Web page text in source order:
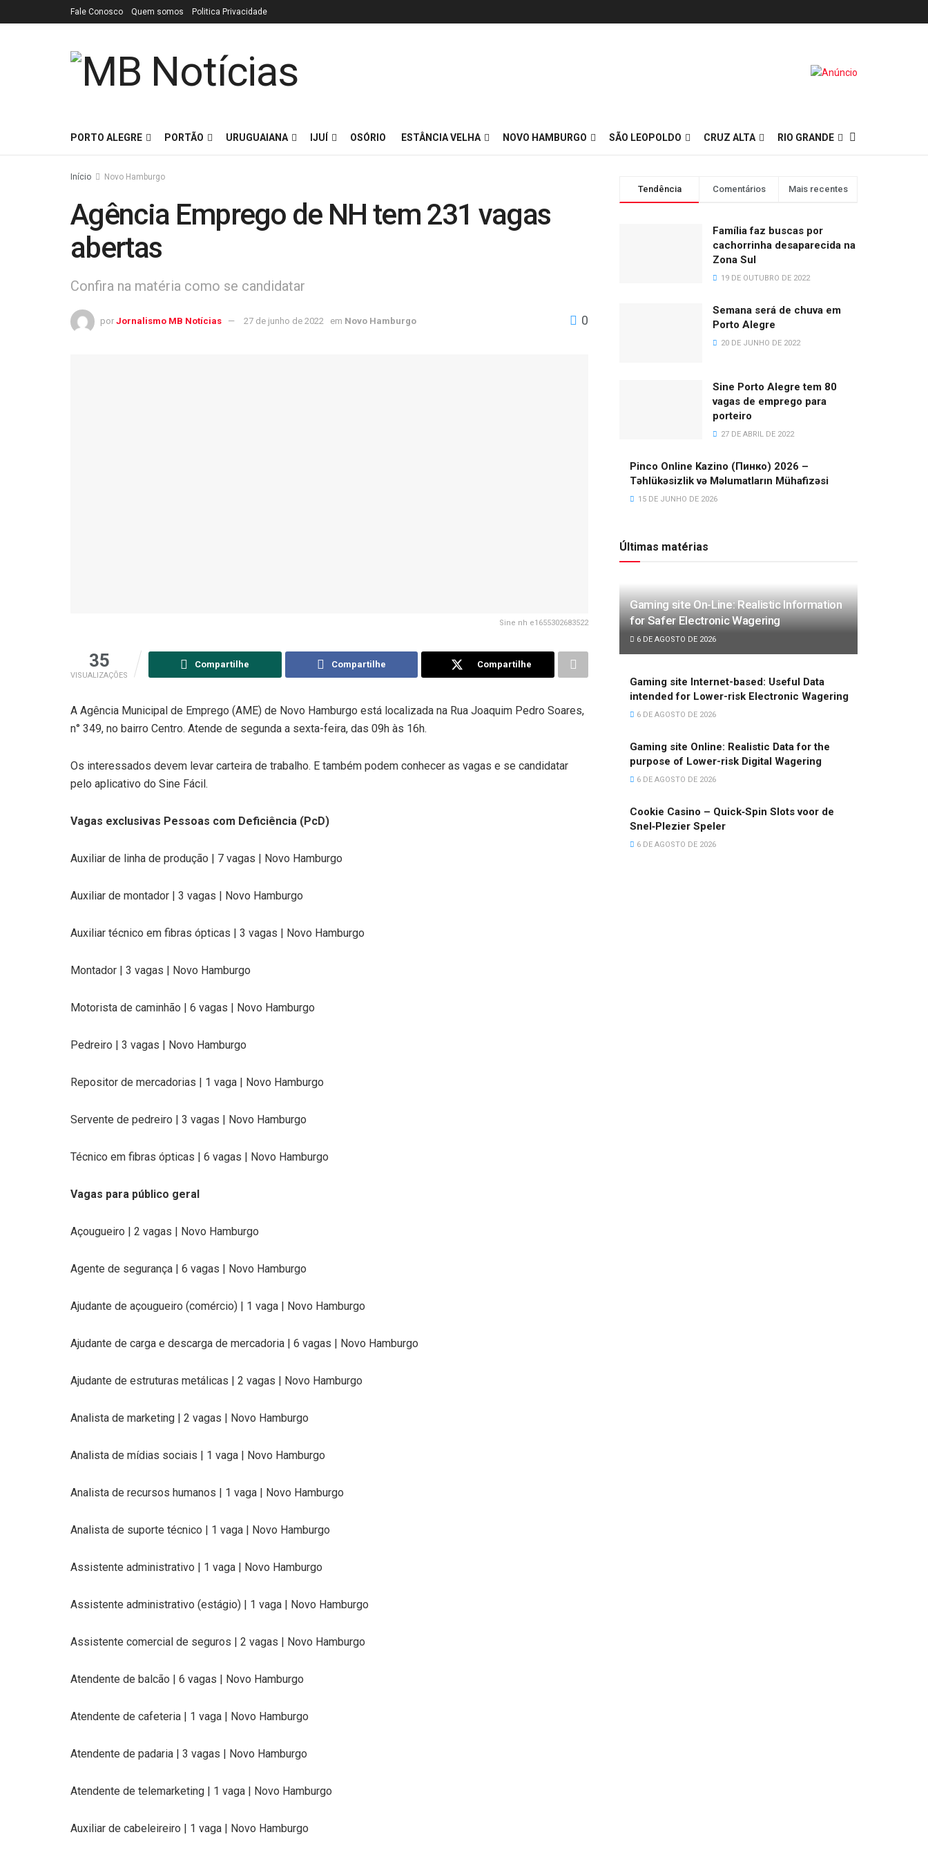
Fale Conosco Quem somos Politica Privacidade
PORTO ALEGRE PORTÃO URUGUAIANA IJUÍ OSÓRIO ESTÂNCIA VELHA NOVO HAMBURGO SÃO LEOPOLDO CRUZ ALTA RIO GRANDE
Início Novo Hamburgo
Agência Emprego de NH tem 231 vagas
abertas
Confira na matéria como se candidatar
por Jornalismo MB Notícias 27 de junho de 2022 em Novo Hamburgo 0
Sine nh e1655302683522
35
VISUALIZAÇÕES
Compartilhe Compartilhe Compartilhe
A Agência Municipal de Emprego (AME) de Novo Hamburgo está localizada na Rua Joaquim Pedro Soares,
n° 349, no bairro Centro. Atende de segunda a sexta-feira, das 09h às 16h.
Os interessados devem levar carteira de trabalho. E também podem conhecer as vagas e se candidatar
pelo aplicativo do Sine Fácil.
Vagas exclusivas Pessoas com Deficiência (PcD)
Auxiliar de linha de produção | 7 vagas | Novo Hamburgo
Auxiliar de montador | 3 vagas | Novo Hamburgo
Auxiliar técnico em fibras ópticas | 3 vagas | Novo Hamburgo
Montador | 3 vagas | Novo Hamburgo
Motorista de caminhão | 6 vagas | Novo Hamburgo
Pedreiro | 3 vagas | Novo Hamburgo
Repositor de mercadorias | 1 vaga | Novo Hamburgo
Servente de pedreiro | 3 vagas | Novo Hamburgo
Técnico em fibras ópticas | 6 vagas | Novo Hamburgo
Vagas para público geral
Açougueiro | 2 vagas | Novo Hamburgo
Agente de segurança | 6 vagas | Novo Hamburgo
Ajudante de açougueiro (comércio) | 1 vaga | Novo Hamburgo
Ajudante de carga e descarga de mercadoria | 6 vagas | Novo Hamburgo
Ajudante de estruturas metálicas | 2 vagas | Novo Hamburgo
Analista de marketing | 2 vagas | Novo Hamburgo
Analista de mídias sociais | 1 vaga | Novo Hamburgo
Analista de recursos humanos | 1 vaga | Novo Hamburgo
Analista de suporte técnico | 1 vaga | Novo Hamburgo
Assistente administrativo | 1 vaga | Novo Hamburgo
Assistente administrativo (estágio) | 1 vaga | Novo Hamburgo
Assistente comercial de seguros | 2 vagas | Novo Hamburgo
Atendente de balcão | 6 vagas | Novo Hamburgo
Atendente de cafeteria | 1 vaga | Novo Hamburgo
Atendente de padaria | 3 vagas | Novo Hamburgo
Atendente de telemarketing | 1 vaga | Novo Hamburgo
Auxiliar de cabeleireiro | 1 vaga | Novo Hamburgo
Tendência Comentários Mais recentes
Família faz buscas por
cachorrinha desaparecida na
Zona Sul
19 DE OUTUBRO DE 2022
Semana será de chuva em
Porto Alegre
20 DE JUNHO DE 2022
Sine Porto Alegre tem 80
vagas de emprego para
porteiro
27 DE ABRIL DE 2022
Pinco Online Kazino (Пинко) 2026 –
Təhlükəsizlik və Məlumatların Mühafizəsi
15 DE JUNHO DE 2026
Últimas matérias
Gaming site On-Line: Realistic Information
for Safer Electronic Wagering
6 DE AGOSTO DE 2026
Gaming site Internet-based: Useful Data
intended for Lower-risk Electronic Wagering
6 DE AGOSTO DE 2026
Gaming site Online: Realistic Data for the
purpose of Lower-risk Digital Wagering
6 DE AGOSTO DE 2026
Cookie Casino – Quick‑Spin Slots voor de
Snel‑Plezier Speler
6 DE AGOSTO DE 2026